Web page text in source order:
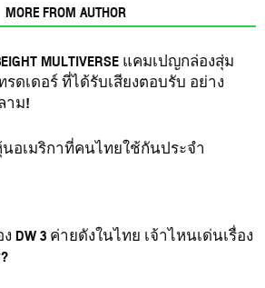
MORE FROM AUTHOR
MULTIVERSE แคมเปญกล่องสุ่ม
รดเดอร์ ที่ได้รับเสียงตอบรับ อย่าง
าม!
อเมริกาที่คนไทยใช้กันประจำ
DW 3 ค่ายดังในไทย เจ้าไหนเด่นเรื่อง